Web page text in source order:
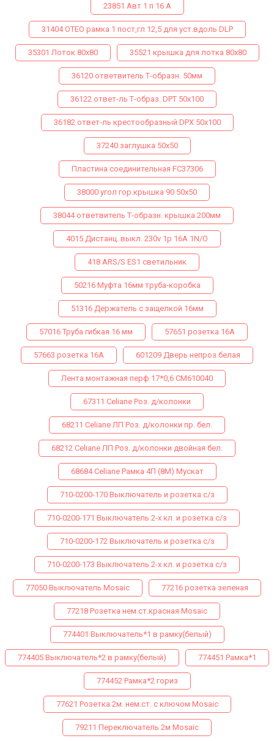
23851 Авт 1 п 16 А
31404 ОТЕО рамка 1 пост,гл 12,5 для уст.вдоль DLP
35301 Лоток 80х80 35521 крышка для лотка 80х80
36120 ответвитель Т-образн. 50мм
36122 ответ-ль Т-образ. DPТ 50х100
36182 ответ-ль крестообразный DPX 50х100
37240 заглушка 50х50
Пластина соединительная FC37306
38000 угол гор.крышка 90 50х50
38044 ответвитель Т-образн. крышка 200мм
4015 Дистанц. выкл. 230v 1p 16A 1N/O
418 ARS/S ES1 светильник
50216 Муфта 16мм труба-коробка
51316 Держатель с защелкой 16мм
57016 Труба гибкая 16 мм 57651 розетка 16А
57663 розетка 16А 601209 Дверь непроз.белая
Лента монтажная перф 17*0,6 СМ610040
67311 Celiane Роз. д/колонки
68211 Celiane ЛП Роз. д/колонки пр. бел.
68212 Celiane ЛП Роз. д/колонки двойная бел.
68684 Celiane Рамка 4П (8М) Мускат
710-0200-170 Выключатель и розетка с/з
710-0200-171 Выключатель 2-х кл. и розетка с/з
710-0200-172 Выключатель и розетка с/з
710-0200-173 Выключатель 2-х кл. и розетка с/з
77050 Выключатель Mosaic 77216 розетка зеленая
77218 Розетка нем.ст.красная Mosaic
774401 Выключатель*1 в рамку(белый)
774405 Выключатель*2 в рамку(белый) 774451 Рамка*1
774452 Рамка*2 гориз
77621 Розетка 2м. нем.ст. с ключом Mosaic
79211 Переключатель 2м Mosaic